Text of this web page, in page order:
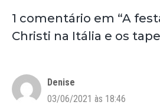
1 comentário em “A
Christi na Itália e os
Denise
03/06/2021 às 18:46